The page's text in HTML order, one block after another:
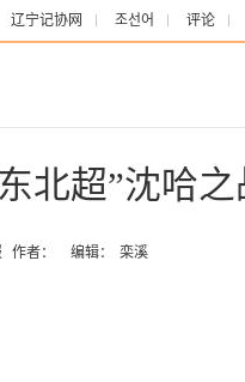
辽宁记协网 조선어 评论
北超”沈哈
作者： 编辑： 栾溪